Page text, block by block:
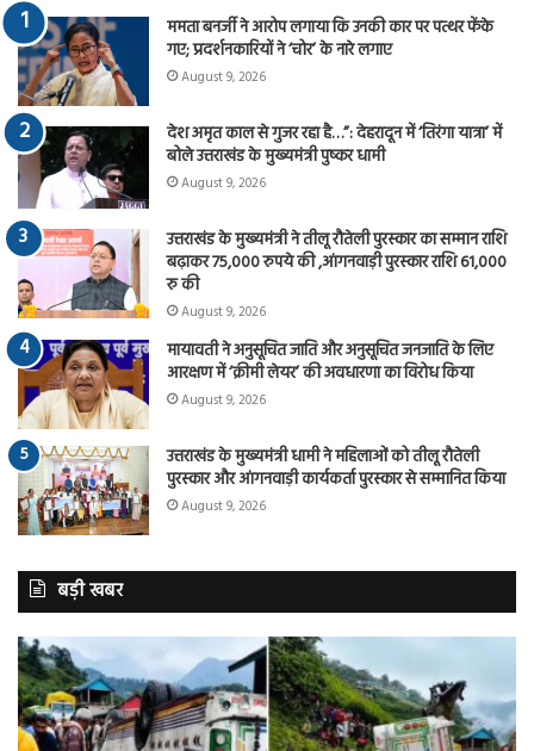
ममता बनर्जी ने आरोप लगाया कि उनकी कार पर पत्थर फेंके
गए; प्रदर्शनकारियों ने ‘चोर’ के नारे लगाए
August 9, 2026
देश अमृत काल से गुजर रहा है…”: देहरादून में ‘तिरंगा यात्रा’ में
बोले उत्तराखंड के मुख्यमंत्री पुष्कर धामी
August 9, 2026
उत्तराखंड के मुख्यमंत्री ने तीलू रौतेली पुरस्कार का सम्मान राशि
बढ़ाकर 75,000 रुपये की ,आंगनवाड़ी पुरस्कार राशि 61,000
रु की
August 9, 2026
मायावती ने अनुसूचित जाति और अनुसूचित जनजाति के लिए
आरक्षण में ‘क्रीमी लेयर’ की अवधारणा का विरोध किया
August 9, 2026
उत्तराखंड के मुख्यमंत्री धामी ने महिलाओं को तीलू रौतेली
पुरस्कार और आंगनवाड़ी कार्यकर्ता पुरस्कार से सम्मानित किया
August 9, 2026
बड़ी खबर